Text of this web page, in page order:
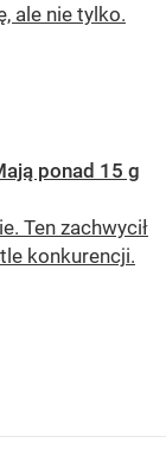
ale nie tylko.
ponad 15 g
Ten zachwycił
konkurencji.